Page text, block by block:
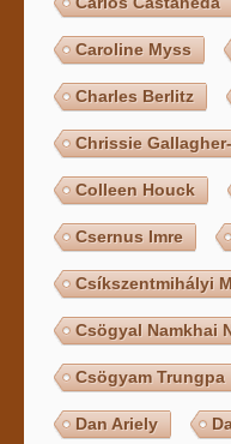
Caroline Myss
Charles Berlitz
Chrissie
Colleen Houck
Csernus Imre
Csíkszentmihályi
Csögyal Namkhai
Csögyam Trungpa
Dan Ariely